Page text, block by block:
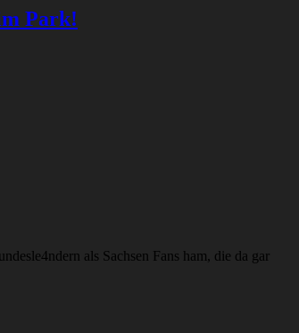
Park!
als Sachsen Fans ham, die da gar